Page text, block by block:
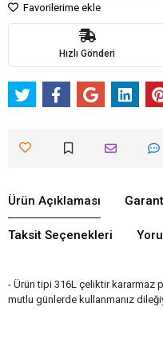
Favorilerime ekle
Hızlı Gönderi
Ürün Açıklaması
Taksit Seçenekleri
- Ürün tipi 316L çeliktir kararmaz
mutlu günlerde kullanmanız